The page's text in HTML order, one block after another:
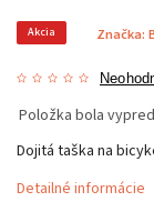
Akcia Značka:
Položka bola
Dojitá taška na
Detailné informácie